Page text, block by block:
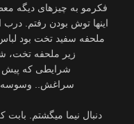
فکرمو به چیزهای دیگه
اینها توش بودن رفتم. درب
ملحفه سفید تخت بود
زیر ملحفه تخت،
شرایطی که پیش
سراغش.. وسوسه
دنبال نیما میگشتم.